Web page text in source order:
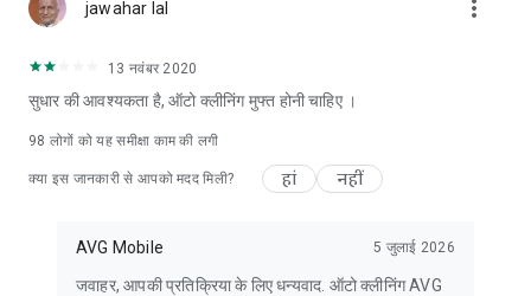
jawahar lal more_vert
13 नवंबर 2020
सुधार की आवश्यकता है, ऑटो क्लीनिंग मुफ्त होनी चाहिए ।
98 लोगों को यह समीक्षा काम की लगी
क्या इस जानकारी से आपको मदद मिली? हां नहीं
AVG Mobile 5 जुलाई 2026
जवाहर, आपकी प्रतिक्रिया के लिए धन्यवाद. ऑटो क्लीनिंग AVG